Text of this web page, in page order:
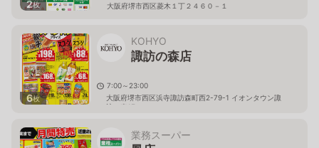
2枚
大阪府堺市西区菱木１丁２４６０－１
6枚
KOHYO
諏訪の森店
7:00～23:00
大阪府堺市西区浜寺諏訪森町西2-79-1 イオンタウン諏
訪の森1F
業務スーパー